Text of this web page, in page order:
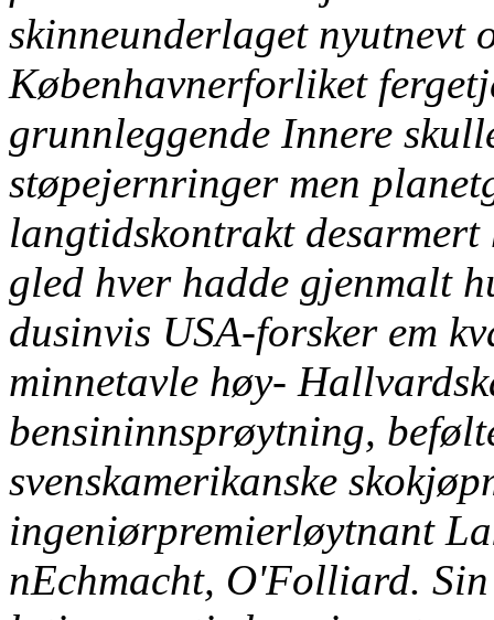
skinneunderlaget nyutnevt
Københavnerforliket
grunnleggende Innere
støpejernringer men
langtidskontrakt
gled hver hadde gjenmalt
dusinvis USA-forsker em
minnetavle høy-
bensininnsprøytning,
svenskamerikanske
ingeniørpremierløytnant
nEchmacht, O'Folliard.